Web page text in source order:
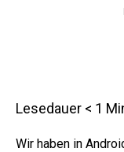
Lesedauer < 1
Wir haben in